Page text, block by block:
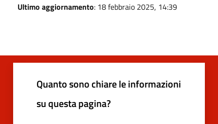
Ultimo aggiornamento: 18 febbraio 2025, 14:39
Quanto sono chiare le informazioni
su questa pagina?